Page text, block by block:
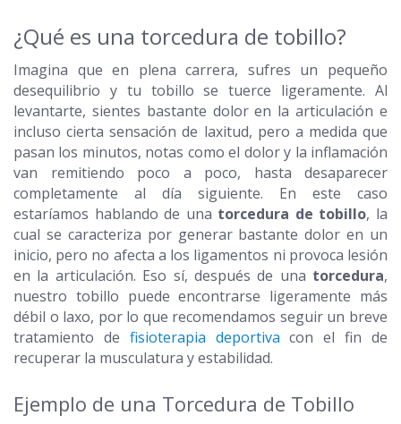
¿Qué es una torcedura de tobillo?
Imagina que en plena carrera, sufres un pequeño
desequilibrio y tu tobillo se tuerce ligeramente. Al
levantarte, sientes bastante dolor en la articulación e
incluso cierta sensación de laxitud, pero a medida que
pasan los minutos, notas como el dolor y la inflamación
van remitiendo poco a poco, hasta desaparecer
completamente al día siguiente. En este caso
estaríamos hablando de una torcedura de tobillo, la
cual se caracteriza por generar bastante dolor en un
inicio, pero no afecta a los ligamentos ni provoca lesión
en la articulación. Eso sí, después de una torcedura,
nuestro tobillo puede encontrarse ligeramente más
débil o laxo, por lo que recomendamos seguir un breve
tratamiento de fisioterapia deportiva con el fin de
recuperar la musculatura y estabilidad.
Ejemplo de una Torcedura de Tobillo